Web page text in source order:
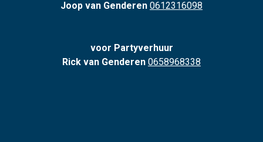
Joop van Genderen 0612316098
voor Partyverhuur
Rick van Genderen 0658968338